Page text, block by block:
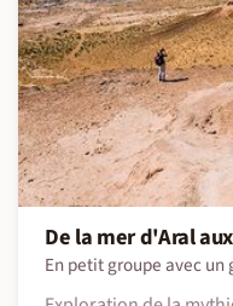
De la mer d'Aral
En petit groupe avec un